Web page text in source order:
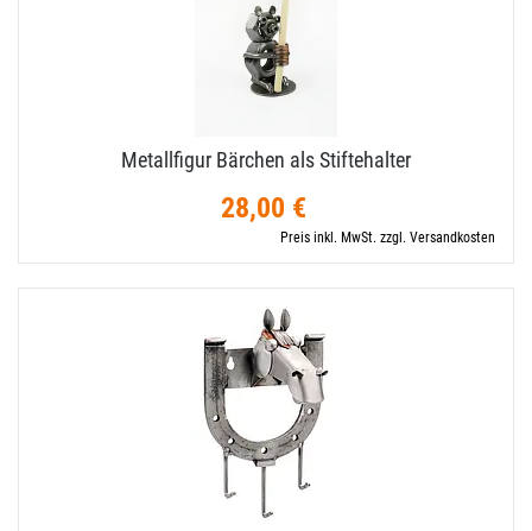
Metallfigur Bärchen als Stiftehalter
28,00 €
Preis inkl. MwSt. zzgl. Versandkosten